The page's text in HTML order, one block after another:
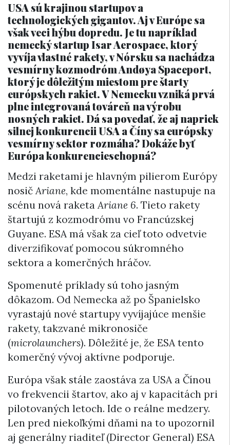
USA sú krajinou startupov a
technologických gigantov. Aj v Európe sa
však veci hýbu dopredu. Je tu napríklad
nemecký startup Isar Aerospace, ktorý
vyvíja vlastné rakety, v Nórsku sa nachádza
vesmírny kozmodróm Andøya Spaceport,
ktorý je dôležitým miestom pre štarty
európskych rakiet. V Nemecku vzniká prvá
plne integrovaná továreň na výrobu
nosných rakiet. Dá sa povedať, že aj napriek
silnej konkurencii USA a Číny sa európsky
vesmírny sektor rozmáha? Dokáže byť
Európa konkurencieschopná?
Medzi raketami je hlavným pilierom Európy
nosičAriane, kde momentálne nastupuje na
scénu nová raketaAriane 6. Tieto rakety
štartujú z kozmodrómu vo Francúzskej
Guyane. ESA má však za cieľ toto odvetvie
diverzifikovať pomocou súkromného
sektora a komerčných hráčov.
Spomenuté príklady sú toho jasným
dôkazom. Od Nemecka až po Španielsko
vyrastajú nové startupy vyvíjajúce menšie
rakety, takzvané mikronosiče
(microlaunchers). Dôležité je, že ESA tento
komerčný vývoj aktívne podporuje.
Európa však stále zaostáva za USA a Čínou
vo frekvencii štartov, ako aj v kapacitách pri
pilotovaných letoch. Ide o reálne medzery.
Len pred niekoľkými dňami na to upozornil
aj generálny riaditeľ (Director General) ESA